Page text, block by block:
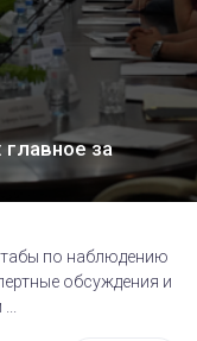
за
по наблюдению
обсуждения и